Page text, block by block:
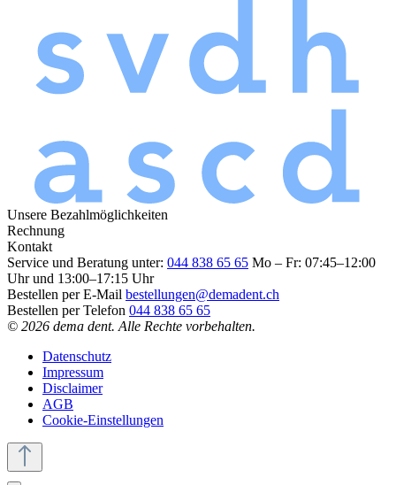
Unsere Bezahlmöglichkeiten
Rechnung
Kontakt
Service und Beratung unter: 044 838 65 65 Mo – Fr: 07:45–12:00
Uhr und 13:00–17:15 Uhr
Bestellen per E-Mail bestellungen@demadent.ch
Bestellen per Telefon 044 838 65 65
© 2026 dema dent. Alle Rechte vorbehalten.
Datenschutz
Impressum
Disclaimer
AGB
Cookie-Einstellungen